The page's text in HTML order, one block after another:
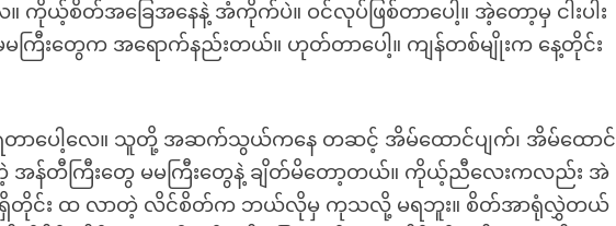
။ ကိုယ့်စိတ်အခြေအနေနဲ့ အံကိုက်ပဲ။ ဝင်လုပ်ဖြစ်တာပေါ့။ အဲ့တော့မှ ငါးပါး
မကြီးတွေက အရောက်နည်းတယ်။ ဟုတ်တာပေါ့။ ကျန်တစ်မျိုးက နေ့တိုင်း
ရတာပေါ့လေ။ သူတို့ အဆက်သွယ်ကနေ တဆင့် အိမ်ထောင်ပျက်၊ အိမ်ထောင်
အန်တီကြီးတွေ မမကြီးတွေနဲ့ ချိတ်မိတော့တယ်။ ကိုယ့်ညီလေးကလည်း အဲ
န်ရှိတိုင်း ထ လာတဲ့ လိင်စိတ်က ဘယ်လိုမှ ကုသလို့ မရဘူး။ စိတ်အာရုံလွှဲတယ်